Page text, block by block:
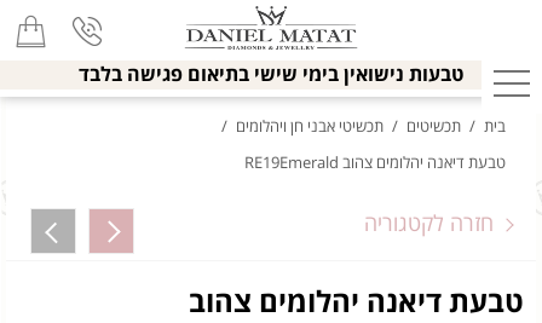
טבעות נישואין בימי שישי בתיאום פגישה בלבד
בית / תכשיטים / תכשיטי אבני חן ויהלומים /
טבעת דיאנה יהלומים צהוב RE19Emerald
חזרה לקטגוריה
טבעת דיאנה יהלומים צהוב